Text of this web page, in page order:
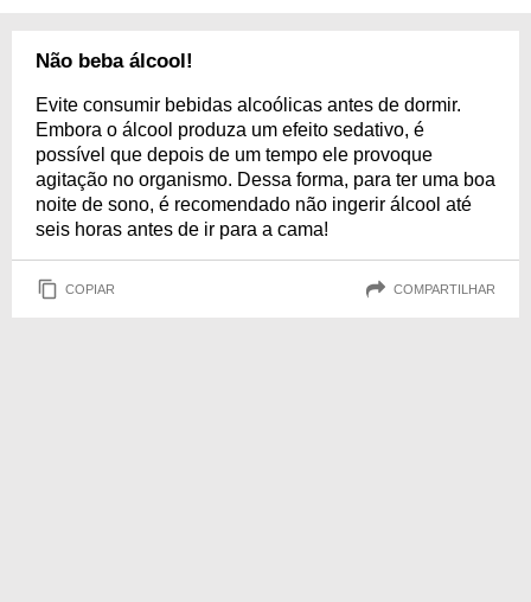
agora as coisas que não devemos fazer antes de dormir e garanta a
Não beba álcool!
Evite consumir bebidas alcoólicas antes de dormir.
Embora o álcool produza um efeito sedativo, é
possível que depois de um tempo ele provoque
agitação no organismo. Dessa forma, para ter uma boa
noite de sono, é recomendado não ingerir álcool até
seis horas antes de ir para a cama!
COPIAR COMPARTILHAR